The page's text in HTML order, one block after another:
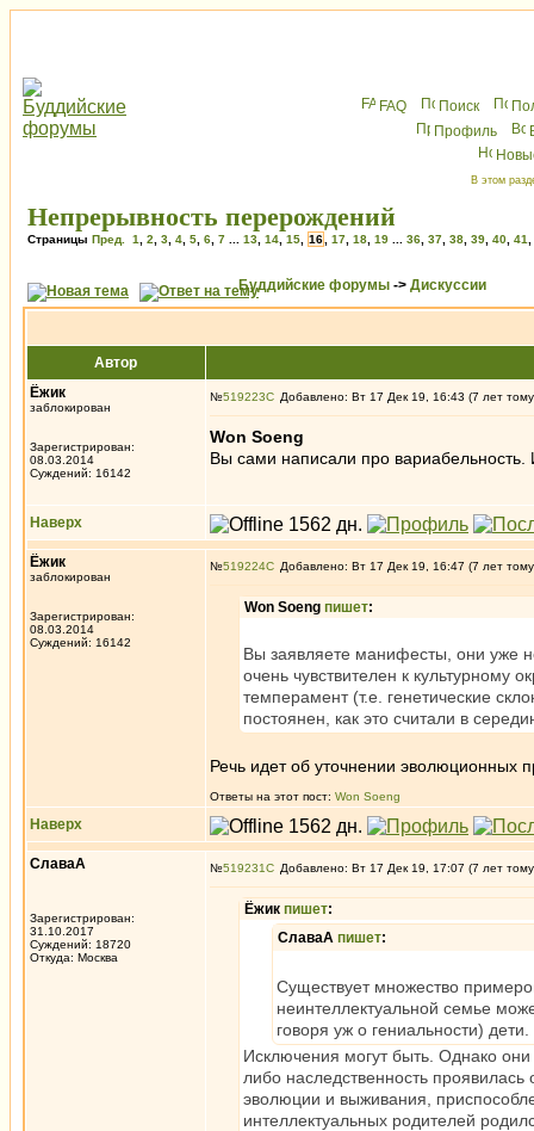
FAQ Поиск
Профиль
В этом
Непрерывность перерождений
Страницы Пред. 1 2 3 4 5 6 7 13 14 15 16 17 18 19 36 37 38 39 40 41
Буддийские форумы -> Дискуссии
Автор
Ёжик
заблокирован
Зарегистрирован:
08.03.2014
Суждений: 16142
№519223 Добавлено: Вт 17 Дек 19, 16:43 (7 лет
Won Soeng
Вы сами написали про вариабельность.
Наверх
Ёжик
заблокирован
Зарегистрирован:
08.03.2014
Суждений: 16142
№519224 Добавлено: Вт 17 Дек 19, 16:47 (7 лет
Won Soeng пишет:
Вы заявляете манифесты, они уже
очень чувствителен к
темперамент (т.е. генетические
постоянен, как это считали в
Речь идет об уточнении эволюционных
Ответы на этот пост: Won Soeng
Наверх
СлаваА
Зарегистрирован:
31.10.2017
Суждений: 18720
Откуда: Москва
№519231 Добавлено: Вт 17 Дек 19, 17:07 (7 лет
Ёжик пишет:
СлаваА пишет:
Существует множество
неинтеллектуальной семье
говоря уж о гениальности) дети.
Исключения могут быть. Однако
либо наследственность
эволюции и выживания,
интеллектуальных родителей